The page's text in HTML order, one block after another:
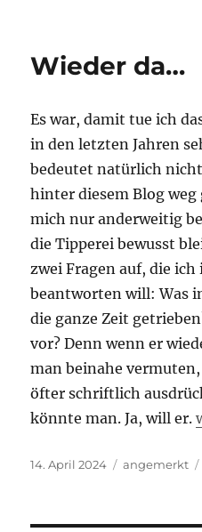
Wieder da…
Es war, damit tue ich
in den letzten Jahren
bedeutet natürlich
hinter diesem Blog weg
mich nur anderweitig
die Tipperei bewusst
zwei Fragen auf, die
beantworten will: Was
die ganze Zeit
vor? Denn wenn er
man beinahe
öfter schriftlich
könnte man. Ja, will er.
Veröffentlicht
14. April 2024 Kategorien
angemerkt